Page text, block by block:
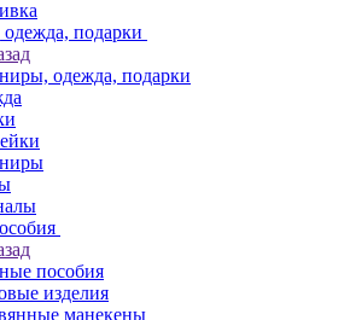
подарки
одежда, подарки
пособия
изделия
манекены